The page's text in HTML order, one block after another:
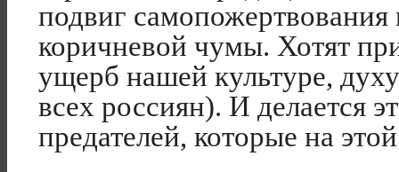
подвиг
коричневой чумы. Хотят
ущерб нашей культуре,
всех россиян). И делается
предателей, которые на